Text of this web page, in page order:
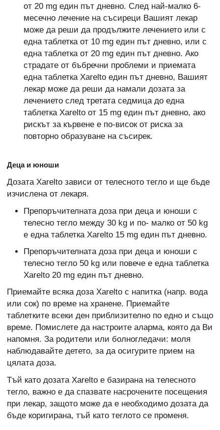
от 20 mg един път дневно. След най-малко 6-
месечно лечение на съсиреци Вашият лекар
може да реши да продължите лечението или с
една таблетка от 10 mg един път дневно, или с
една таблетка от 20 mg един път дневно. Ако
страдате от бъбречни проблеми и приемата
една таблетка Xarelto един път дневно, Вашият
лекар може да реши да намали дозата за
лечението след третата седмица до една
таблетка Xarelto от 15 mg един път дневно, ако
рискът за кървене е по-висок от риска за
повторно образуване на съсирек.
Деца и юноши
Дозата Xarelto зависи от телесното тегло и ще бъде
изчислена от лекаря.
Препоръчителната доза при деца и юноши с
телесно тегло между 30 kg и по- малко от 50 kg
е една таблетка Xarelto 15 mg един път дневно.
Препоръчителната доза при деца и юноши с
телесно тегло 50 kg или повече е една таблетка
Xarelto 20 mg един път дневно.
Приемайте всяка доза Xarelto с напитка (напр. вода
или сок) по време на хранене. Приемайте
таблетките всеки ден приблизително по едно и също
време. Помислете да настроите аларма, която да Ви
напомня. За родители или болногледачи: моля
наблюдавайте детето, за да осигурите прием на
цялата доза.
Тъй като дозата Xarelto е базирана на телесното
тегло, важно е да спазвате насрочените посещения
при лекар, защото може да е необходимо дозата да
бъде коригирана, тъй като теглото се променя.